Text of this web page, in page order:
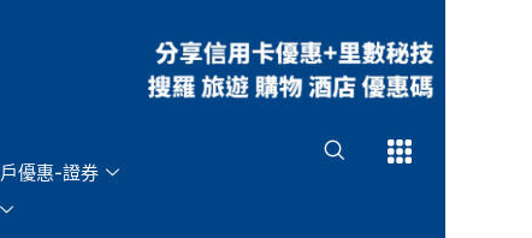
優惠-證券
Open